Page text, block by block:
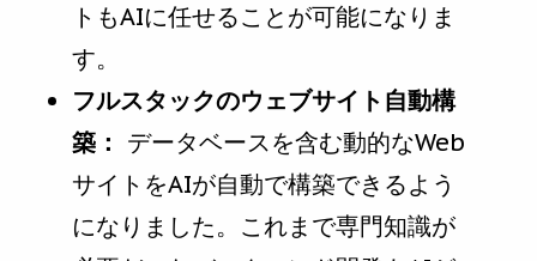
トもAIに任せることが可能になりま
す。
フルスタックのウェブサイト自動構
築： データベースを含む動的なWeb
サイトをAIが自動で構築できるよう
になりました。これまで専門知識が